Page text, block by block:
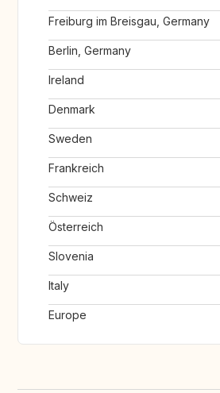
Freiburg im Breisgau, Germany
Berlin, Germany
Ireland
Denmark
Sweden
Frankreich
Schweiz
Österreich
Slovenia
Italy
Europe